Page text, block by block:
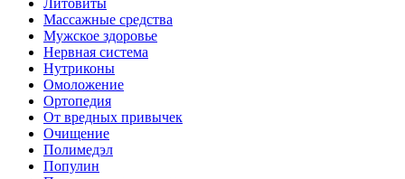
Массажные средства
Мужское здоровье
Нервная система
Нутриконы
Омоложение
Ортопедия
От вредных привычек
Очищение
Полимедэл
Популин